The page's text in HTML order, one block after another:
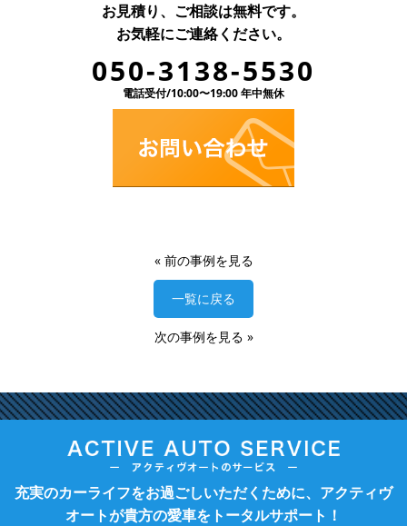
お見積り、ご相談は無料です。
お気軽にご連絡ください。
050-3138-5530
電話受付/10:00〜19:00 年中無休
« 前の事例を見る
一覧に戻る
次の事例を見る »
充実のカーライフをお過ごしいただくために、アクティヴ
オートが貴方の愛車をトータルサポート！